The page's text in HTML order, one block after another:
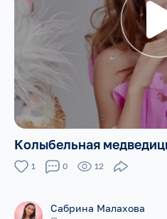
Колыбельная
1 0 12
Сабрина Малахова